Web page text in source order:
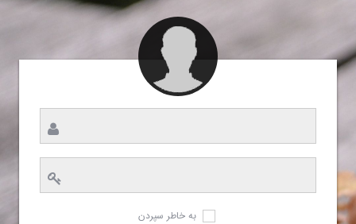
به خاطر سپردن